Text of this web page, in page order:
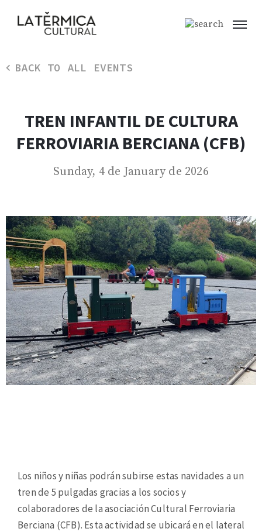
BACK TO ALL EVENTS
TREN INFANTIL DE CULTURA
FERROVIARIA BERCIANA (CFB)
Sunday, 4 de January de 2026
Los niños y niñas podrán subirse estas navidades a un
tren de 5 pulgadas gracias a los socios y
colaboradores de la asociación Cultural Ferroviaria
Berciana (CFB). Esta actividad se ubicará en el lateral